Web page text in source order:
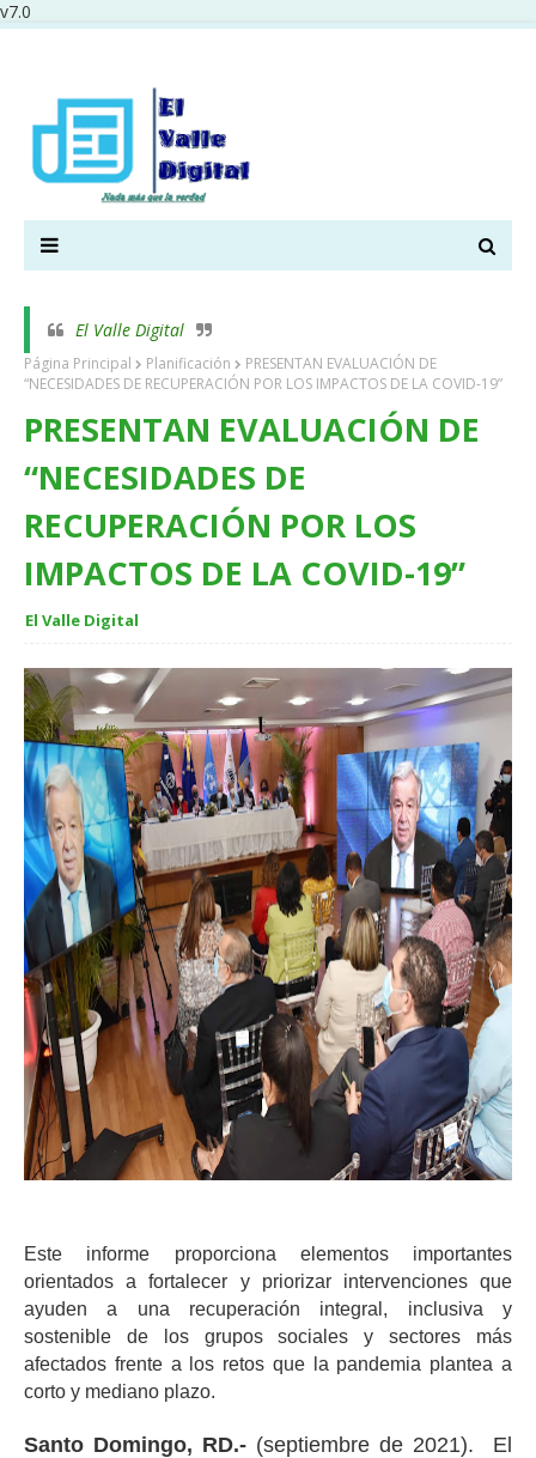
v7.0
El Valle Digital
Página Principal Planificación
PRESENTAN EVALUACIÓN DE
“NECESIDADES DE RECUPERACIÓN POR LOS IMPACTOS DE LA COVID-19”
PRESENTAN EVALUACIÓN DE
“NECESIDADES DE
RECUPERACIÓN POR LOS
IMPACTOS DE LA COVID-19”
El Valle Digital
Este informe proporciona elementos importantes
orientados a fortalecer y priorizar intervenciones que
ayuden a una recuperación integral, inclusiva y
sostenible de los grupos sociales y sectores más
afectados frente a los retos que la pandemia plantea a
corto y mediano plazo.
Santo Domingo, RD.- (septiembre de 2021). El